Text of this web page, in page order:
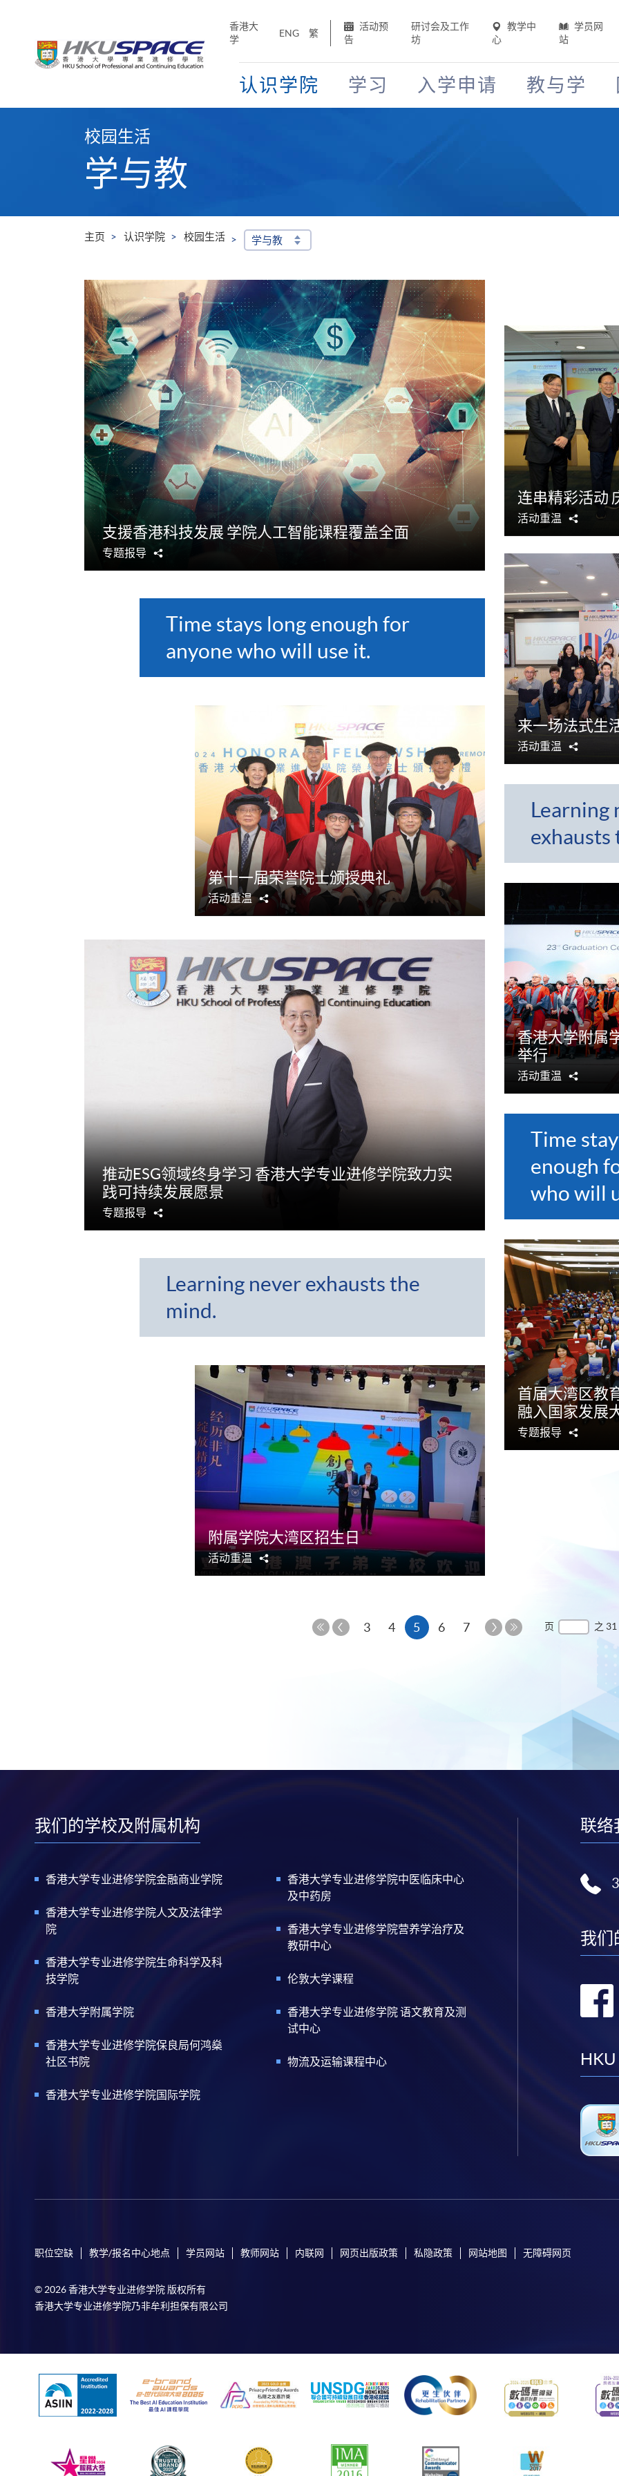
香港大
学
ENG 繁
活动预
告
研讨会及工作
坊
教学中
心
学员网
站
认识学院 学习 入学申请 教与学
校园生活
学与教
主页 认识学院 校园生活 学与教
支援香港科技发展 学院人工智能课程覆盖全面
专题报导
Time stays long enough for
anyone who will use it.
第十一届荣誉院士颁授典礼
活动重温
分
享
推动ESG领域终身学习 香港大学专业进修学院致力实
践可持续发展愿景
专题报导
Learning never exhausts the
mind.
附属学院大湾区招生日
活动重温
分
享
连串精彩活动
活动重温
来一场法式生
活动重温
Learning
exhausts
香港大学附属
举行
活动重温
Time
enough
who will
首届大湾区教
融入国家发展
专题报导
上
3 4 5本
6 7
下
页 之 31
我们的学校及附属机构
香港大学专业进修学院金融商业学院
香港大学专业进修学院人文及法律学
院
香港大学专业进修学院生命科学及科
技学院
香港大学附属学院
香港大学专业进修学院保良局何鸿燊
社区书院
香港大学专业进修学院国际学院
香港大学专业进修学院中医临床中心
及中药房
香港大学专业进修学院营养学治疗及
教研中心
伦敦大学课程
香港大学专业进修学院 语文教育及测
试中心
物流及运输课程中心
联络
我们
HKU
职位空缺 教学/报名中心地点 学员网站 教师网站 内联网 网页出版政策 私隐政策 网站地图 无障碍网页
© 2026 香港大学专业进修学院 版权所有
香港大学专业进修学院乃非牟利担保有限公司